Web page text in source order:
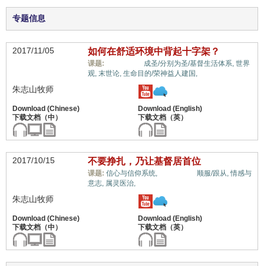
专题信息
2017/11/05 如何在舒适环境中背起十字架？
课题: 成圣/分别为圣/基督生活体系, 世界
观, 末世论, 生命目的/荣神益人建国,
朱志山牧师
2017/10/15 不要挣扎，乃让基督居首位
课题: 信心与信仰系统, 顺服/跟从,情感与
意志, 属灵医治,
朱志山牧师